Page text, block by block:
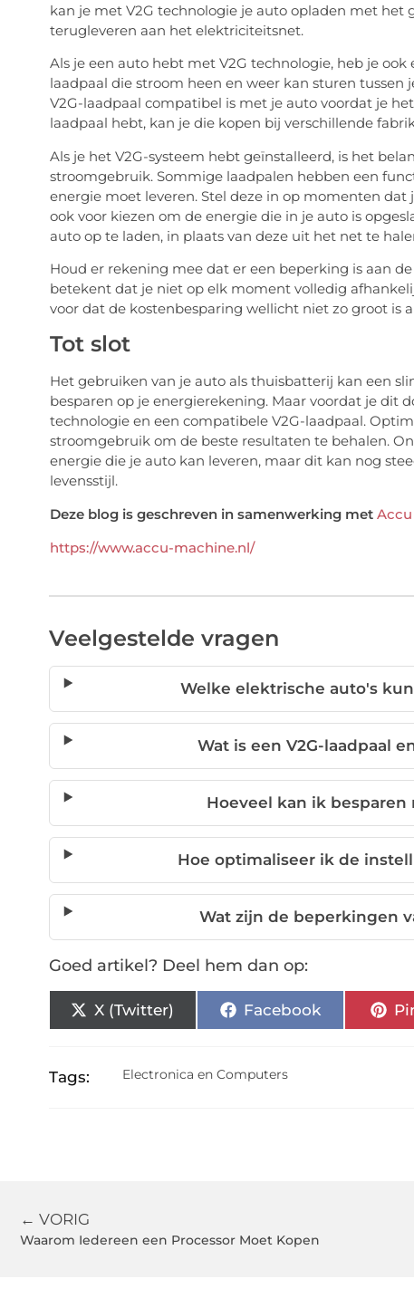
kan je met V2G technologie je auto opladen met het
terugleveren aan het elektriciteitsnet.
Als je een auto hebt met V2G technologie, heb je
laadpaal die stroom heen en weer kan sturen
V2G-laadpaal compatibel is met je auto voordat je
laadpaal hebt, kan je die kopen bij verschillende
Als je het V2G-systeem hebt geïnstalleerd, is het
stroomgebruik. Sommige laadpalen hebben een
energie moet leveren. Stel deze in op momenten
ook voor kiezen om de energie die in je auto is
auto op te laden, in plaats van deze uit het net te
Houd er rekening mee dat er een beperking is aan
betekent dat je niet op elk moment volledig
voor dat de kostenbesparing wellicht niet zo groot is
Tot slot
Het gebruiken van je auto als thuisbatterij kan een
besparen op je energierekening. Maar voordat je dit
technologie en een compatibele V2G-laadpaal.
stroomgebruik om de beste resultaten te behalen.
energie die je auto kan leveren, maar dit kan nog
levensstijl.
Deze blog is geschreven in samenwerking met
https://www.accu-machine.nl/
Veelgestelde vragen
Welke elektrische auto's
Wat is een V2G-laadpaal
Hoeveel kan ik
Hoe optimaliseer ik de
Wat zijn de beperkingen
Goed artikel? Deel hem dan op:
X (Twitter) Facebook
Tags: Electronica en Computers
← VORIG
Waarom Iedereen een Processor Moet Kopen